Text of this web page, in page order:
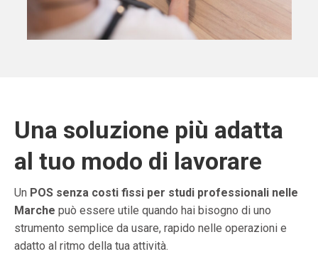
Una soluzione più adatta
al tuo modo di lavorare
Un POS senza costi fissi per studi professionali nelle
Marche può essere utile quando hai bisogno di uno
strumento semplice da usare, rapido nelle operazioni e
adatto al ritmo della tua attività.